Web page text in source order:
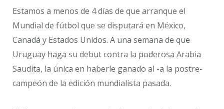
Estamos a menos de 4 días de que arranque el
Mundial de fútbol que se disputará en México,
Canadá y Estados Unidos. A una semana de que
Uruguay haga su debut contra la poderosa Arabia
Saudita, la única en haberle ganado al -a la postre-
campeón de la edición mundialista pasada.